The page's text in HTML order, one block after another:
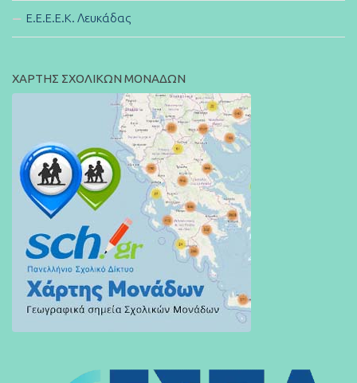
E.E.E.E.K. Λευκάδας
ΧΑΡΤΗΣ ΣΧΟΛΙΚΩΝ ΜΟΝΑΔΩΝ